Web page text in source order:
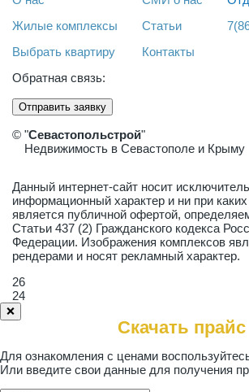
Жилые комплексы
Выбрать квартиру
Статьи
Контакты
Обратная связь:
Отправить заявку
© "Севастопольстрой"
Недвижимость в Севастополе и Крыму
Данный интернет-сайт носит
информационный характер и ни при
является публичной офертой,
Статьи 437 (2) Гражданского кодекса
Федерации. Изображения комплексов
рендерами и носят рекламный характер.
26
24
❌
Скачать прайс
Для ознакомления с ценами
Или введите свои данные для получения